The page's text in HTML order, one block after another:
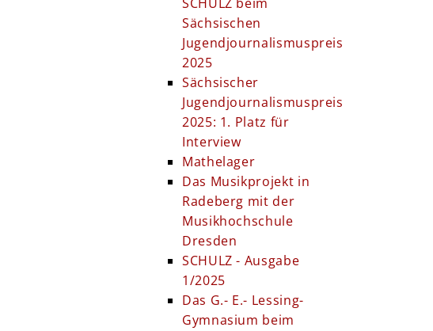
Sächsischen
Jugendjournalismuspreis
2025
Sächsischer
Jugendjournalismuspreis
2025: 1. Platz für
Interview
Mathelager
Das Musikprojekt in
Radeberg mit der
Musikhochschule
Dresden
SCHULZ - Ausgabe
1/2025
Das G.- E.- Lessing-
Gymnasium beim